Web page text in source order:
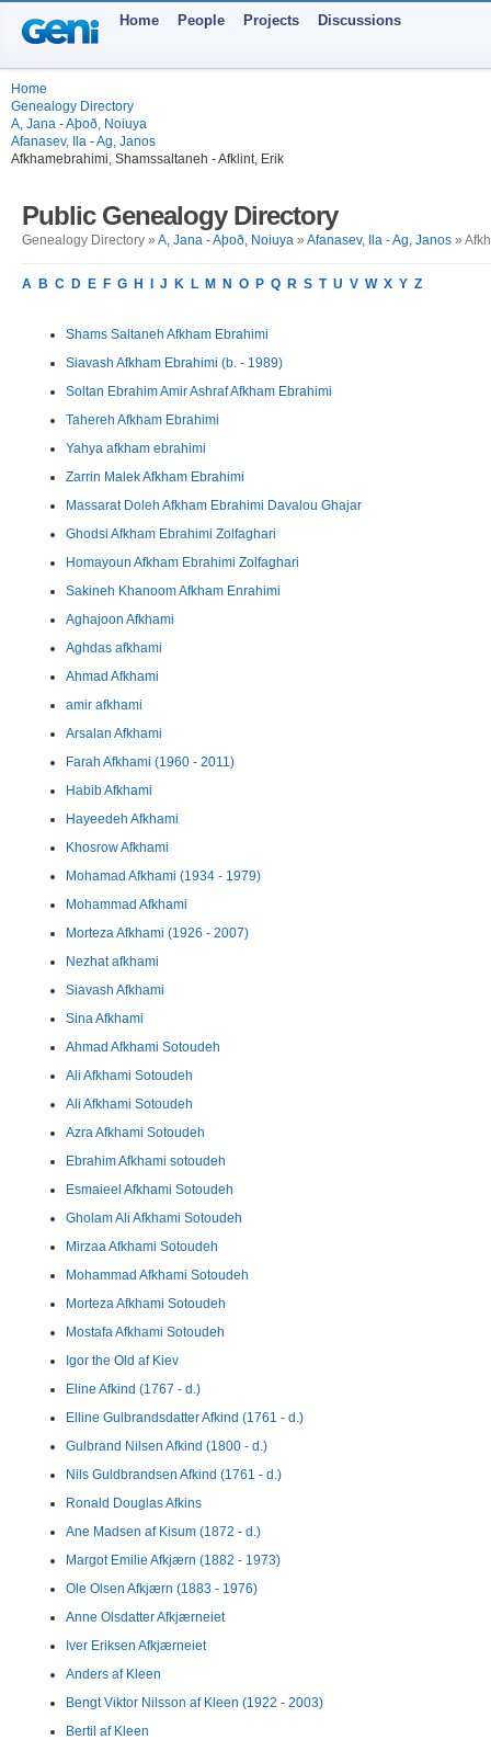
Home People Projects Discussions
Home
Genealogy Directory
A, Jana - Aþoð, Noiuya
Afanasev, Ila - Ag, Janos
Afkhamebrahimi, Shamssaltaneh - Afklint, Erik
Public Genealogy Directory
Genealogy Directory » A, Jana - Aþoð, Noiuya » Afanasev, Ila - Ag, Janos »
A B C D E F G H J K L M N O P Q R S T U V W X Y Z
Shams Saltaneh Afkham Ebrahimi
Siavash Afkham Ebrahimi (b. - 1989)
Soltan Ebrahim Amir Ashraf Afkham Ebrahimi
Tahereh Afkham Ebrahimi
Yahya afkham ebrahimi
Zarrin Malek Afkham Ebrahimi
Massarat Doleh Afkham Ebrahimi Davalou Ghajar
Ghodsi Afkham Ebrahimi Zolfaghari
Homayoun Afkham Ebrahimi Zolfaghari
Sakineh Khanoom Afkham Enrahimi
Aghajoon Afkhami
Aghdas afkhami
Ahmad Afkhami
amir afkhami
Arsalan Afkhami
Farah Afkhami (1960 - 2011)
Habib Afkhami
Hayeedeh Afkhami
Khosrow Afkhami
Mohamad Afkhami (1934 - 1979)
Mohammad Afkhami
Morteza Afkhami (1926 - 2007)
Nezhat afkhami
Siavash Afkhami
Sina Afkhami
Ahmad Afkhami Sotoudeh
Ali Afkhami Sotoudeh
Ali Afkhami Sotoudeh
Azra Afkhami Sotoudeh
Ebrahim Afkhami sotoudeh
Esmaieel Afkhami Sotoudeh
Gholam Ali Afkhami Sotoudeh
Mirzaa Afkhami Sotoudeh
Mohammad Afkhami Sotoudeh
Morteza Afkhami Sotoudeh
Mostafa Afkhami Sotoudeh
Igor the Old af Kiev
Eline Afkind (1767 - d.)
Elline Gulbrandsdatter Afkind (1761 - d.)
Gulbrand Nilsen Afkind (1800 - d.)
Nils Guldbrandsen Afkind (1761 - d.)
Ronald Douglas Afkins
Ane Madsen af Kisum (1872 - d.)
Margot Emilie Afkjærn (1882 - 1973)
Ole Olsen Afkjærn (1883 - 1976)
Anne Olsdatter Afkjærneiet
Iver Eriksen Afkjærneiet
Anders af Kleen
Bengt Viktor Nilsson af Kleen (1922 - 2003)
Bertil af Kleen